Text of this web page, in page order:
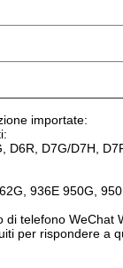
importate:
D7G/D7H,
936E 950G,
telefono WeChat
per rispondere a